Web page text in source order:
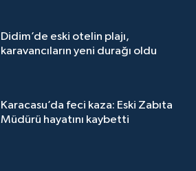
Didim’de eski otelin plajı,
karavancıların yeni durağı oldu
Karacasu’da feci kaza: Eski Zabıta
Müdürü hayatını kaybetti